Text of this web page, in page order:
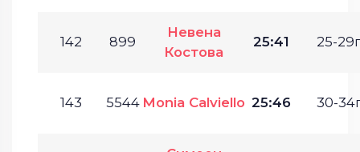
142 899
Невена
Костова
25:41 25-
143 5544 Monia Calviello 25:46 30-